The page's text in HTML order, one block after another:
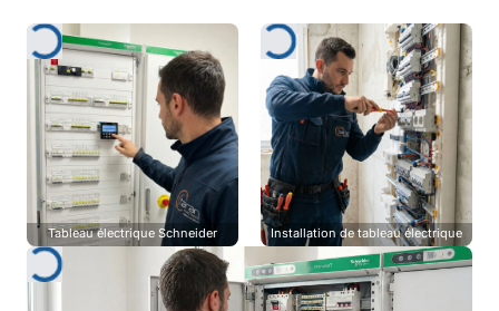
Tableau électrique Schneider Installation de tableau électrique